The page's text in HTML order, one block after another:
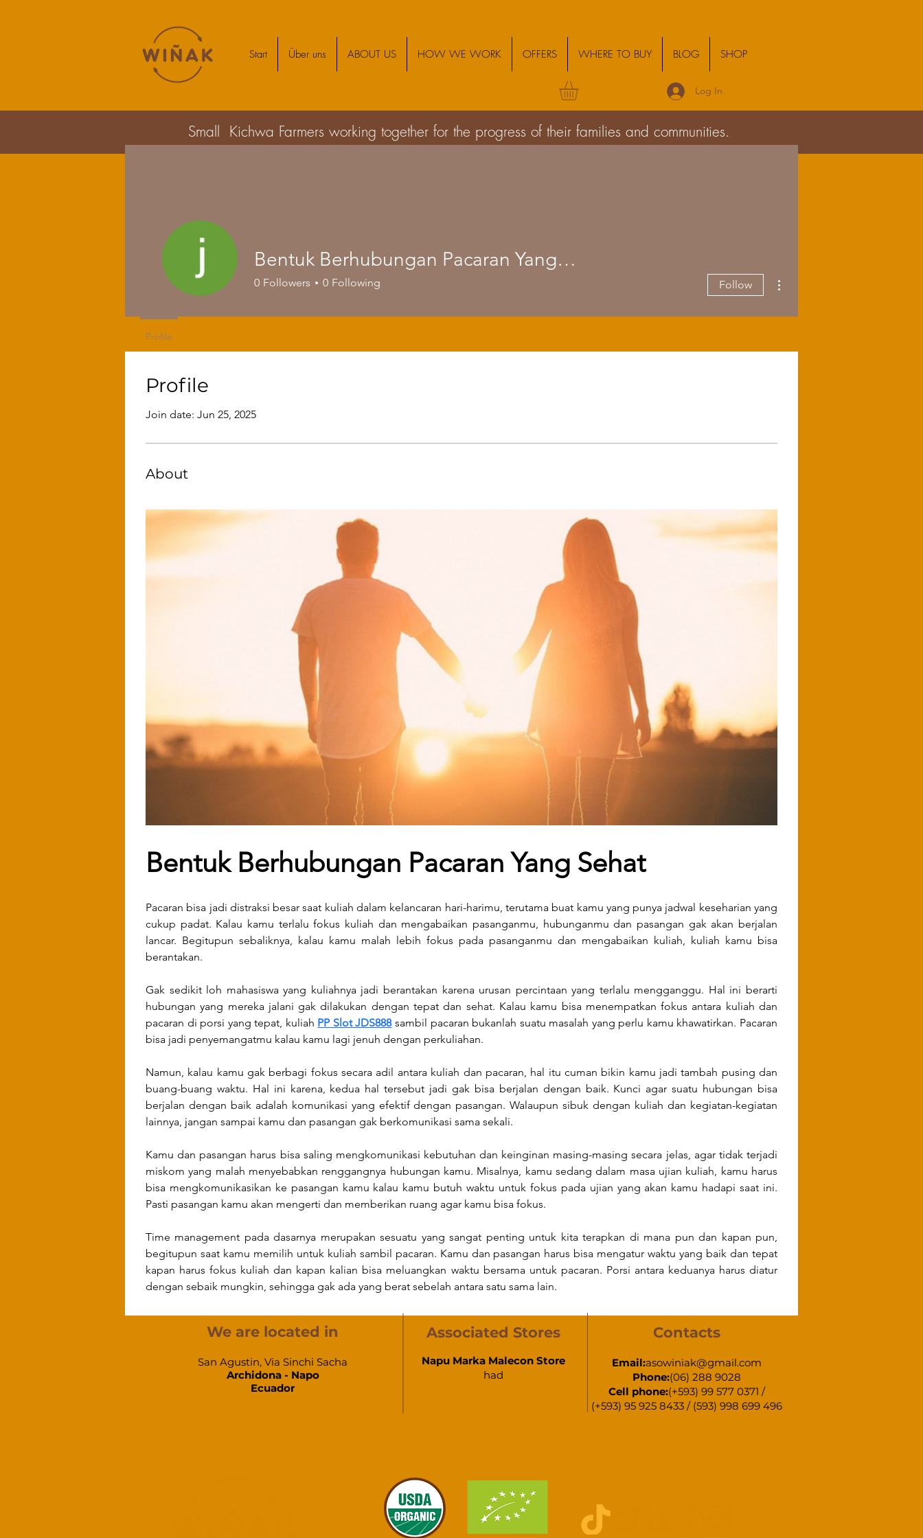
Start Über uns ABOUT US HOW WE WORK OFFERS WHERE TO BUY BLOG SHOP
Log In
Small Kichwa Farmers working together for the progress of their families and communities.
Profile
Join date: Jun 25, 2025
About
Bentuk Berhubungan Pacaran Yang Sehat
Pacaran bisa jadi distraksi besar saat kuliah dalam kelancaran hari-harimu, terutama buat kamu yang punya jadwal keseharian yang
cukup padat. Kalau kamu terlalu fokus kuliah dan mengabaikan pasanganmu, hubunganmu dan pasangan gak akan berjalan
lancar. Begitupun sebaliknya, kalau kamu malah lebih fokus pada pasanganmu dan mengabaikan kuliah, kuliah kamu bisa
berantakan.
Gak sedikit loh mahasiswa yang kuliahnya jadi berantakan karena urusan percintaan yang terlalu mengganggu. Hal ini berarti
hubungan yang mereka jalani gak dilakukan dengan tepat dan sehat. Kalau kamu bisa menempatkan fokus antara kuliah dan
pacaran di porsi yang tepat, kuliah PP Slot JDS888 sambil pacaran bukanlah suatu masalah yang perlu kamu khawatirkan. Pacaran
bisa jadi penyemangatmu kalau kamu lagi jenuh dengan perkuliahan.
Namun, kalau kamu gak berbagi fokus secara adil antara kuliah dan pacaran, hal itu cuman bikin kamu jadi tambah pusing dan
buang-buang waktu. Hal ini karena, kedua hal tersebut jadi gak bisa berjalan dengan baik. Kunci agar suatu hubungan bisa
berjalan dengan baik adalah komunikasi yang efektif dengan pasangan. Walaupun sibuk dengan kuliah dan kegiatan-kegiatan
lainnya, jangan sampai kamu dan pasangan gak berkomunikasi sama sekali.
Kamu dan pasangan harus bisa saling mengkomunikasi kebutuhan dan keinginan masing-masing secara jelas, agar tidak terjadi
miskom yang malah menyebabkan renggangnya hubungan kamu. Misalnya, kamu sedang dalam masa ujian kuliah, kamu harus
bisa mengkomunikasikan ke pasangan kamu kalau kamu butuh waktu untuk fokus pada ujian yang akan kamu hadapi saat ini.
Pasti pasangan kamu akan mengerti dan memberikan ruang agar kamu bisa fokus.
Time management pada dasarnya merupakan sesuatu yang sangat penting untuk kita terapkan di mana pun dan kapan pun,
begitupun saat kamu memilih untuk kuliah sambil pacaran. Kamu dan pasangan harus bisa mengatur waktu yang baik dan tepat
kapan harus fokus kuliah dan kapan kalian bisa meluangkan waktu bersama untuk pacaran. Porsi antara keduanya harus diatur
dengan sebaik mungkin, sehingga gak ada yang berat sebelah antara satu sama lain.
Bentuk Berhubungan Pacaran Yang Sehat
0 Followers 0 Following Follow
Profile
We are located in Associated Stores Contacts
San Agustin, Via Sinchi Sacha
Archidona - Napo
Ecuador​
Napu Marka Malecon Store
had
Email:asowiniak@gmail.com
Phone:(06) 288 9028
Cell phone:(+593) 99 577 0371 /
(+593) 95 925 8433 / (593) 998 699 496